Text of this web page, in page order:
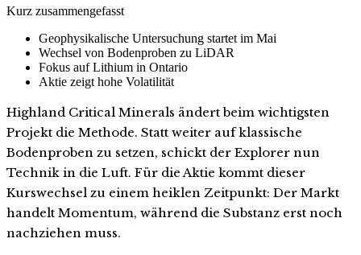
Kurz zusammengefasst
Geophysikalische Untersuchung startet im Mai
Wechsel von Bodenproben zu LiDAR
Fokus auf Lithium in Ontario
Aktie zeigt hohe Volatilität
Highland Critical Minerals ändert beim wichtigsten
Projekt die Methode. Statt weiter auf klassische
Bodenproben zu setzen, schickt der Explorer nun
Technik in die Luft. Für die Aktie kommt dieser
Kurswechsel zu einem heiklen Zeitpunkt: Der Markt
handelt Momentum, während die Substanz erst noch
nachziehen muss.